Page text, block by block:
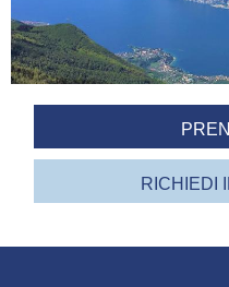
RICHIEDI